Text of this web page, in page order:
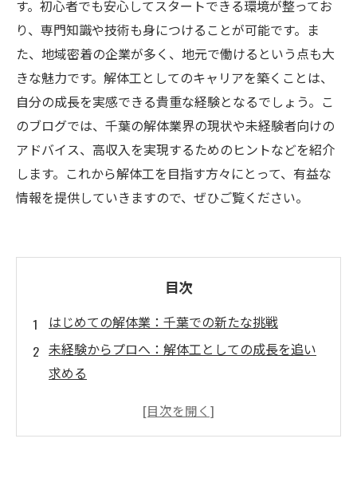
す。初心者でも安心してスタートできる環境が整ってお
り、専門知識や技術も身につけることが可能です。ま
た、地域密着の企業が多く、地元で働けるという点も大
きな魅力です。解体工としてのキャリアを築くことは、
自分の成長を実感できる貴重な経験となるでしょう。こ
のブログでは、千葉の解体業界の現状や未経験者向けの
アドバイス、高収入を実現するためのヒントなどを紹介
します。これから解体工を目指す方々にとって、有益な
情報を提供していきますので、ぜひご覧ください。
目次
はじめての解体業：千葉での新たな挑戦
未経験からプロへ：解体工としての成長を追い
求める
高収入を実現するためのポイントとは？